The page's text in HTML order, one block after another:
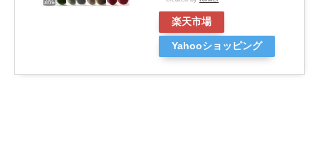
楽天市場
Yahooショッピング